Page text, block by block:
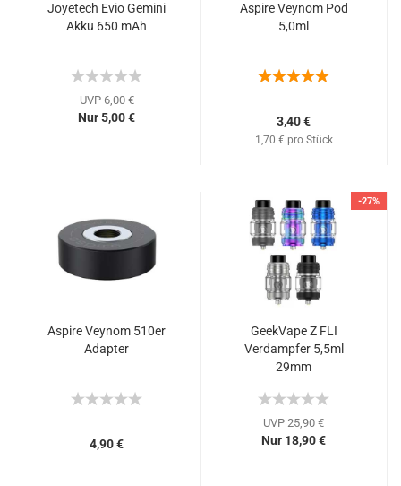
Joyetech Evio Gemini
Akku 650 mAh
UVP 6,00 €
Nur 5,00 €
Aspire Veynom Pod
5,0ml
3,40 €
1,70 € pro Stück
Aspire Veynom 510er
Adapter
4,90 €
-27%
GeekVape Z FLI
Verdampfer 5,5ml
29mm
UVP 25,90 €
Nur 18,90 €